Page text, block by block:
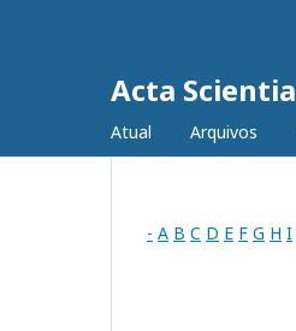
Acta Scientia
Atual Arquivos
- A B C D E F G H I